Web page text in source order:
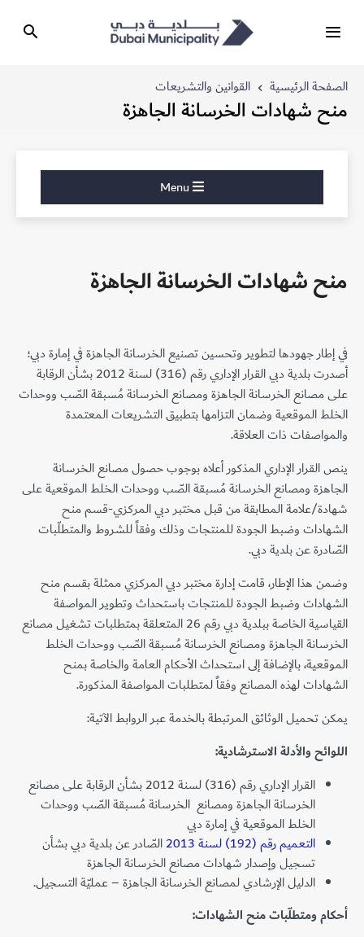
الصفحة الرئيسية القوانين والتشريعات
منح شهادات الخرسانة الجاهزة
منح شهادات الخرسانة الجاهزة
في إطار جهودها لتطوير وتحسين تصنيع الخرسانة الجاهزة في إمارة دبي؛
أصدرت بلدية دبي القرار الإداري رقم (316) لسنة 2012 بشأن الرقابة
على مصانع الخرسانة الجاهزة ومصانع الخرسانة مُسبقة الصّب ووحدات
الخلط الموقعية وضمان التزامها بتطبيق التشريعات المعتمدة
والمواصفات ذات العلاقة.
ينص القرار الإداري المذكور أعلاه بوجوب حصول مصانع الخرسانة
الجاهزة ومصانع الخرسانة مُسبقة الصّب ووحدات الخلط الموقعية على
شهادة/علامة المطابقة من قبل مختبر دبي المركزي-قسم منح
الشهادات وضبط الجودة للمنتجات وذلك وفقاً للشروط والمتطلّبات
الصّادرة عن بلدية دبي.
وضمن هذا الإطار، قامت إدارة مختبر دبي المركزي ممثلة بقسم منح
الشهادات وضبط الجودة للمنتجات باستحداث وتطوير المواصفة
القياسية الخاصة ببلدية دبي رقم 26 المتعلقة بمتطلبات تشغيل مصانع
الخرسانة الجاهزة ومصانع الخرسانة مُسبقة الصّب ووحدات الخلط
الموقعية، بالإضافة إلى استحداث الأحكام العامة والخاصة بمنح
الشهادات لهذه المصانع وفقاً لمتطلبات المواصفة المذكورة.
يمكن تحميل الوثائق المرتبطة بالخدمة عبر الروابط الآتية:
اللوائح والأدلة الاسترشادية:
القرار الإداري رقم (316) لسنة 2012 بشأن الرقابة على مصانع
الخرسانة الجاهزة ومصانع الخرسانة مُسبقة الصّب ووحدات
الخلط الموقعية في إمارة دبي
التعميم رقم (192) لسنة 2013
الصّادر عن بلدية دبي بشأن
تسجيل وإصدار شهادات مصانع الخرسانة الجاهزة
الدليل الإرشادي لمصانع الخرسانة الجاهزة – عمليّة التسجيل.
أحكام ومتطلّبات منح الشهادات: